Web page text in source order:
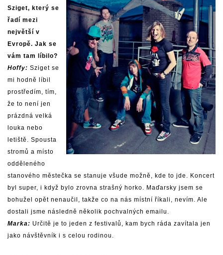
Sziget, který se
řadí mezi
největší v
Evropě. Jak se
vám tam líbilo?
Hoffy: Sziget se
mi hodně líbil
prostředím, tím,
že to není jen
prázdná velká
louka nebo
letiště. Spousta
stromů a místo
odděleného
stanového městečka se stanuje všude možně, kde to jde. Koncert
byl super, i když bylo zrovna strašný horko. Maďarsky jsem se
bohužel opět nenaučil, takže co na nás místní říkali, nevím. Ale
dostali jsme následně několik pochvalných emailu.
Marka: Určitě je to jeden z festivalů, kam bych ráda zavítala jen
jako návštěvník i s celou rodinou.